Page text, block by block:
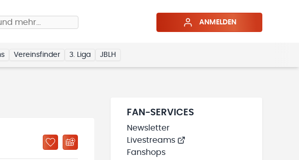
mehr… ANMELDEN
Vereinsfinder 3. Liga JBLH
FAN-SERVICES
Newsletter
Livestreams
Fanshops